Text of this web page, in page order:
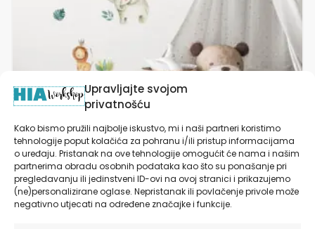
Upravljajte svojom
privatnošću
Kako bismo pružili najbolje iskustvo, mi i naši partneri koristimo
tehnologije poput kolačića za pohranu i/ili pristup informacijama
o uređaju. Pristanak na ove tehnologije omogućit će nama i našim
partnerima obradu osobnih podataka kao što su ponašanje pri
pregledavanju ili jedinstveni ID-ovi na ovoj stranici i prikazujemo
(ne)personalizirane oglase. Nepristanak ili povlačenje privole može
negativno utjecati na određene značajke i funkcije.
Naljepnice za zid dječje sobe | Baby Jungle
od19,90€
proizvoda